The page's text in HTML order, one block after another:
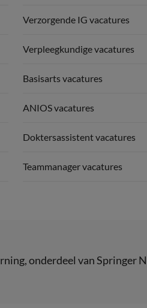
Verzorgende IG vacatures
Verpleegkundige vacatures
Basisarts vacatures
ANIOS vacatures
Doktersassistent vacatures
Teammanager vacatures
, onderdeel vanSpringer